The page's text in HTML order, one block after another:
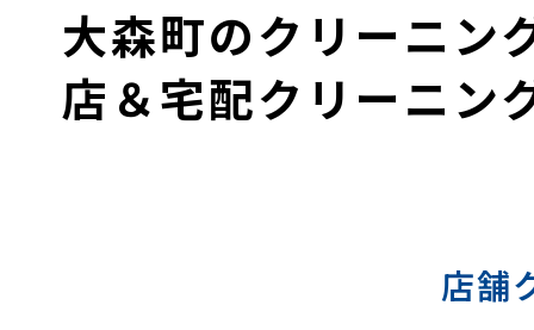
大森町のクリーニン
店＆宅配クリーニン
店舗